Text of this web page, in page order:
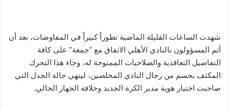
شهدت الساعات القليلة الماضية تطوراً كبيراً في المفاوضات، بعد أن
أتم المسؤولون بالنادي الأهلي الاتفاق مع “جمعة” على كافة
التفاصيل التعاقدية والصلاحيات الممنوحة له، وجاء هذا التحرك
المكثف بحسم من رجال النادي المخلصين، لينهي حالة الجدل التي
صاحبت اختيار هوية مدير الكرة الجديد وخلافة الجهاز الحالي.